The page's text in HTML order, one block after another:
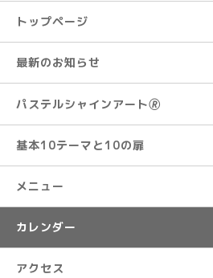
トップページ
最新のお知らせ
パステルシャインアート🄬
基本10テーマと10の扉
メニュー
カレンダー
アクセス